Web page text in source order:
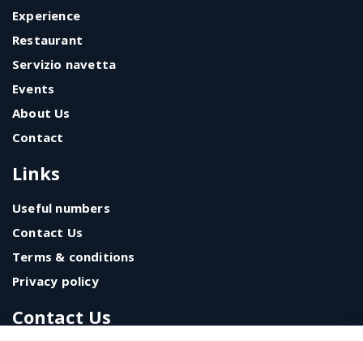
Experience
Restaurant
Servizio navetta
Events
About Us
Contact
Links
Useful numbers
Contact Us
Terms & conditions
Privacy policy
Contact Us